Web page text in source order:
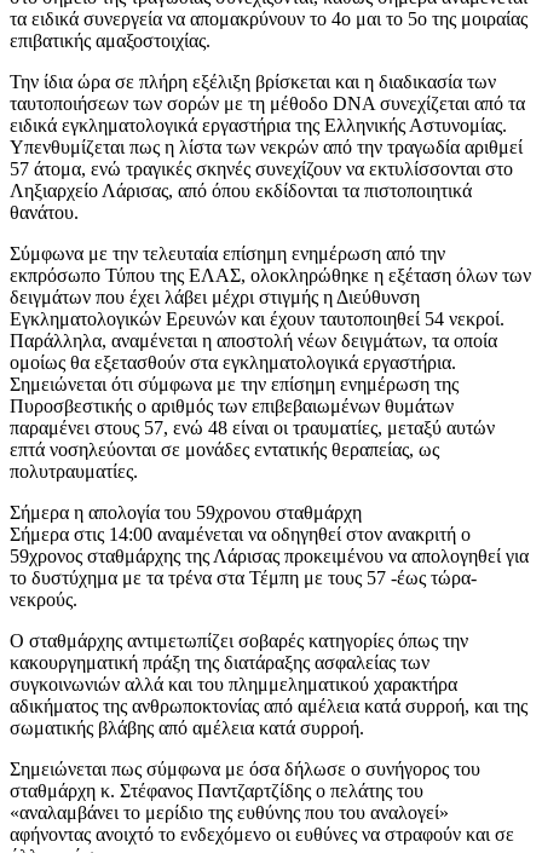
τα ειδικά συνεργεία να απομακρύνουν το 4ο μαι το 5ο της μοιραίας
επιβατικής αμαξοστοιχίας.
Την ίδια ώρα σε πλήρη εξέλιξη βρίσκεται και η διαδικασία των
ταυτοποιήσεων των σορών με τη μέθοδο DNA συνεχίζεται από τα
ειδικά εγκληματολογικά εργαστήρια της Ελληνικής Αστυνομίας.
Υπενθυμίζεται πως η λίστα των νεκρών από την τραγωδία αριθμεί
57 άτομα, ενώ τραγικές σκηνές συνεχίζουν να εκτυλίσσονται στο
Ληξιαρχείο Λάρισας, από όπου εκδίδονται τα πιστοποιητικά
θανάτου.
Σύμφωνα με την τελευταία επίσημη ενημέρωση από την
εκπρόσωπο Τύπου της ΕΛΑΣ, ολοκληρώθηκε η εξέταση όλων των
δειγμάτων που έχει λάβει μέχρι στιγμής η Διεύθυνση
Εγκληματολογικών Ερευνών και έχουν ταυτοποιηθεί 54 νεκροί.
Παράλληλα, αναμένεται η αποστολή νέων δειγμάτων, τα οποία
ομοίως θα εξετασθούν στα εγκληματολογικά εργαστήρια.
Σημειώνεται ότι σύμφωνα με την επίσημη ενημέρωση της
Πυροσβεστικής ο αριθμός των επιβεβαιωμένων θυμάτων
παραμένει στους 57, ενώ 48 είναι οι τραυματίες, μεταξύ αυτών
επτά νοσηλεύονται σε μονάδες εντατικής θεραπείας, ως
πολυτραυματίες.
Σήμερα η απολογία του 59χρονου σταθμάρχη
Σήμερα στις 14:00 αναμένεται να οδηγηθεί στον ανακριτή ο
59χρονος σταθμάρχης της Λάρισας προκειμένου να απολογηθεί για
το δυστύχημα με τα τρένα στα Τέμπη με τους 57 -έως τώρα-
νεκρούς.
Ο σταθμάρχης αντιμετωπίζει σοβαρές κατηγορίες όπως την
κακουργηματική πράξη της διατάραξης ασφαλείας των
συγκοινωνιών αλλά και του πλημμεληματικού χαρακτήρα
αδικήματος της ανθρωποκτονίας από αμέλεια κατά συρροή, και της
σωματικής βλάβης από αμέλεια κατά συρροή.
Σημειώνεται πως σύμφωνα με όσα δήλωσε ο συνήγορος του
σταθμάρχη κ. Στέφανος Παντζαρτζίδης ο πελάτης του
«αναλαμβάνει το μερίδιο της ευθύνης που του αναλογεί»
αφήνοντας ανοιχτό το ενδεχόμενο οι ευθύνες να στραφούν και σε